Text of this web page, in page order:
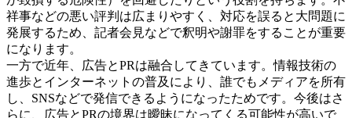
祥事などの悪い評判は広まりやすく、対応を誤ると大問題に
発展するため、記者会見などで釈明や謝罪をすることが重要
になります。
一方で近年、広告とPRは融合してきています。情報技術の
進歩とインターネットの普及により、誰でもメディアを所有
し、SNSなどで発信できるようになったためです。今後はさ
らに、広告とPRの境界は曖昧になってくる可能性が高いで